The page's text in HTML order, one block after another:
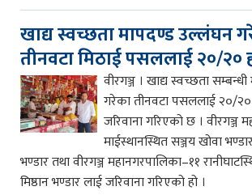
खाद्य स्वच्छता मापदण्ड उल्लंघन
तीनवटा मिठाई पसललाई २०/२०
वीरगञ्ज । खाद्य स्वच्छता
गरेका तीनवटा पसललाई २०/
जरिवाना गरिएको छ । वीरगञ्ज
माईस्थानस्थित सञ्जय खोवा
भण्डार तथा वीरगञ्ज महानगरपालिका–११
मिष्ठान भण्डार लाई जरिवाना गरिएको हो ।